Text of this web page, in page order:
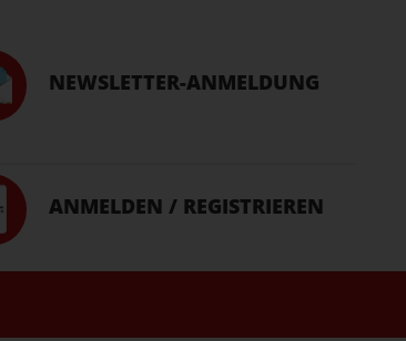
NEWSLETTER-ANMELDUNG
ANMELDEN / REGISTRIEREN